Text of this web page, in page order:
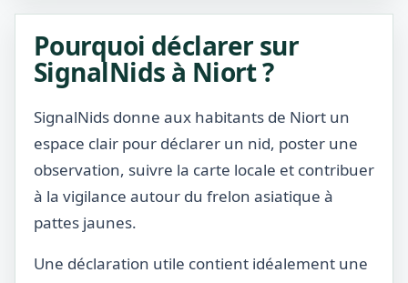
Pourquoi déclarer sur
SignalNids à Niort ?
SignalNids donne aux habitants de Niort un
espace clair pour déclarer un nid, poster une
observation, suivre la carte locale et contribuer
à la vigilance autour du frelon asiatique à
pattes jaunes.
Une déclaration utile contient idéalement une